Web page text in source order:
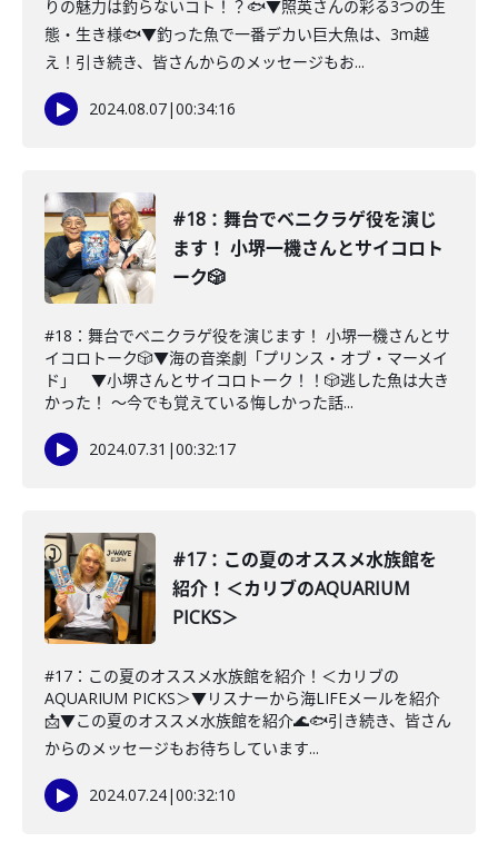
りの魅力は釣らないコト！？🐟▼照英さんの彩る3つの生
態・生き様🐟▼釣った魚で一番デカい巨大魚は、3m越
え！引き続き、皆さんからのメッセージもお...
2024.08.07|00:34:16
#18：舞台でベニクラゲ役を演じ
ます！ 小堺一機さんとサイコロト
ーク🎲
#18：舞台でベニクラゲ役を演じます！ 小堺一機さんとサ
イコロトーク🎲▼海の音楽劇「プリンス・オブ・マーメイ
ド」 ▼小堺さんとサイコロトーク！！🎲逃した魚は大き
かった！ 〜今でも覚えている悔しかった話...
2024.07.31 |00:32:17
#17：この夏のオススメ水族館を
紹介！＜カリブのAQUARIUM
PICKS＞
#17：この夏のオススメ水族館を紹介！＜カリブの
AQUARIUM PICKS＞▼リスナーから海LIFEメールを紹介
📩▼この夏のオススメ水族館を紹介🌊🐟引き続き、皆さん
からのメッセージもお待ちしています...
2024.07.24|00:32:10